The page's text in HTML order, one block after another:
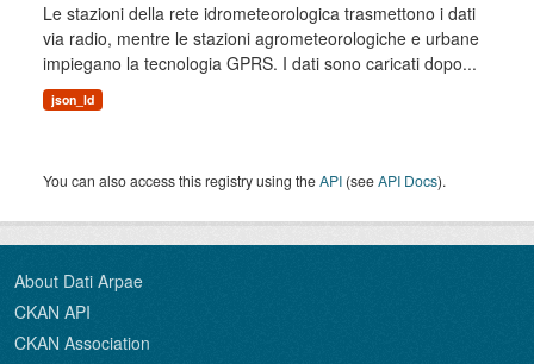
Le stazioni della rete idrometeorologica trasmettono i dati
via radio, mentre le stazioni agrometeorologiche e urbane
impiegano la tecnologia GPRS. I dati sono caricati dopo...
json_ld
You can also access this registry using theAPI (seeAPI Docs).
About Dati Arpae
CKAN API
CKAN Association